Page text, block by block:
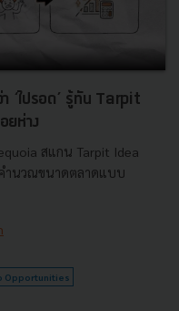
‘ไปรอด’ รู้ทัน Tarpit
ยห่าง
สแกน Tarpit Idea
ำนวณขนาดตลาดแบบ
Opportunities